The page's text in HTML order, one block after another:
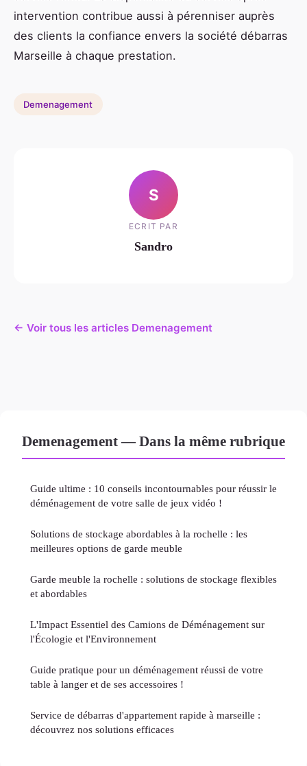
intervention contribue aussi à pérenniser auprès
des clients la confiance envers la société débarras
Marseille à chaque prestation.
Demenagement
S
ECRIT PAR
Sandro
← Voir tous les articles Demenagement
Demenagement — Dans la même rubrique
Guide ultime : 10 conseils incontournables pour réussir le
déménagement de votre salle de jeux vidéo !
Solutions de stockage abordables à la rochelle : les
meilleures options de garde meuble
Garde meuble la rochelle : solutions de stockage flexibles
et abordables
L'Impact Essentiel des Camions de Déménagement sur
l'Écologie et l'Environnement
Guide pratique pour un déménagement réussi de votre
table à langer et de ses accessoires !
Service de débarras d'appartement rapide à marseille :
découvrez nos solutions efficaces